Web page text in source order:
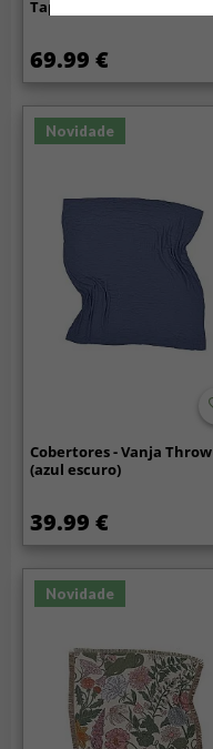
Tapestry Blanket (multi)
69.99 €
Novidade
Cobertores - Vanja Throw
(azul escuro)
39.99 €
Novidade